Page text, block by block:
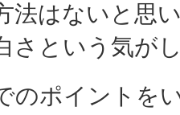
法はないと思
さという気が
のポイントを